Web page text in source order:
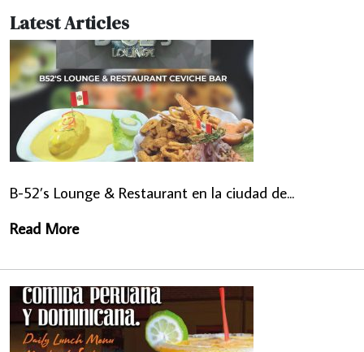
Latest Articles
B-52’s Lounge & Restaurant en la ciudad de...
Read More